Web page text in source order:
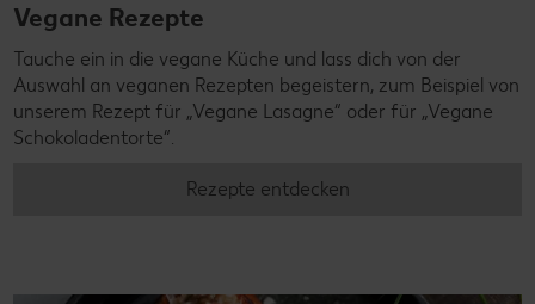
Vegane Rezepte
Tauche ein in die vegane Küche und lass dich von der
Auswahl an veganen Rezepten begeistern, zum Beispiel von
unserem Rezept für „Vegane Lasagne“ oder für „Vegane
Schokoladentorte“.
Rezepte entdecken